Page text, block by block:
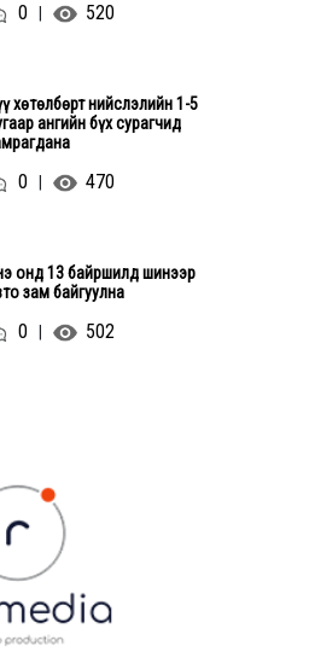
0 520
хөтөлбөрт нийслэлийн 1-5
ангийн бүх сурагчид
0 470
онд 13 байршилд шинээр
зам байгуулна
0 502